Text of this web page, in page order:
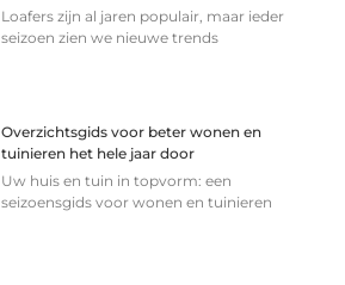
Loafers zijn al jaren populair, maar ieder
seizoen zien we nieuwe trends
Overzichtsgids voor beter wonen en
tuinieren het hele jaar door
Uw huis en tuin in topvorm: een
seizoensgids voor wonen en tuinieren